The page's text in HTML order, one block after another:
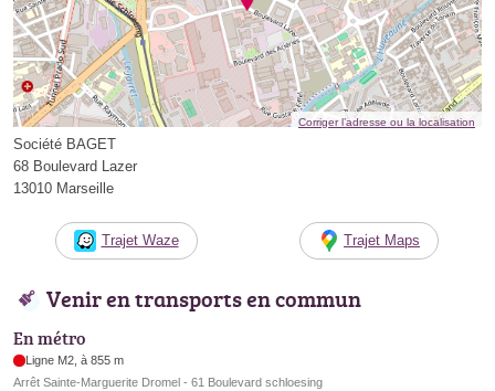
Corriger l’adresse ou la localisation
Société BAGET
68 Boulevard Lazer
13010 Marseille
Trajet Waze Trajet Maps
Venir en transports en commun
En métro
Ligne M2, à 855 m
Arrêt Sainte-Marguerite Dromel - 61 Boulevard schloesing